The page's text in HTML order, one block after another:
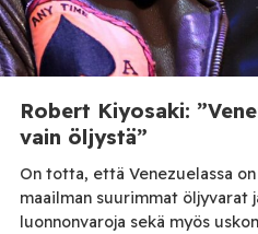
Robert Kiyosaki:
vain öljystä”
On totta, että Venezuelassa
maailman suurimmat öljyvarat
luonnonvaroja sekä myös